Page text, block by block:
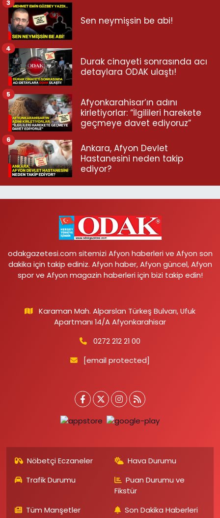
Sen neymişsin be abi!
3
Durak cinayeti sonrasında acı
detaylara ODAK ulaştı!
4
Afyonkarahisar’ın adını
kirletiyorlar: “İlgilileri harekete
geçmeye davet ediyoruz”
5
Ankara, Afyon Devlet
Hastanesini neden takip
ediyor?
6
odakgazetesi.com sitemizi Afyon haberleri ve Afyon son
dakika için takip ediniz. Afyon haber, Afyon güncel, Afyon
spor ve Afyon magazin haberleri için bizi takip edin!
Karaman Mah. Alparslan Türkeş Bulvarı, Ufuk
Apartmanı 14/A Afyonkarahisar
0272 212 21 00
[email protected]
Nöbetçi Eczaneler
Hava Durumu
Trafik Durumu
Puan Durumu ve
Fikstür
Tüm Manşetler
Son Dakika Haberleri